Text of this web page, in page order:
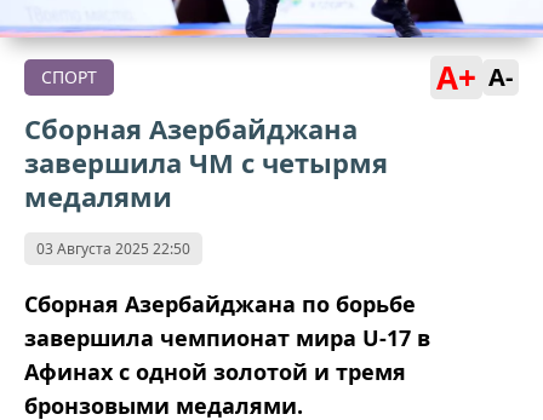
СПОРТ A+ A-
Сборная Азербайджана
завершила ЧМ с четырмя
медалями
03 Августа 2025 22:50
Сборная Азербайджана по борьбе
завершила чемпионат мира U-17 в
Афинах с одной золотой и тремя
бронзовыми медалями.